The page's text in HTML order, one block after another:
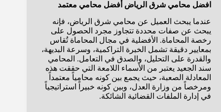
افضل محامي شرق الرياض أفضل محامي معتمد
عندما يبحث العميل عن محامي شرق الرياض، فإنه
يبحث عن صفات محددة تتجاوز مجرد الحصول على
رخصة المحاماة. الأفضلية في مجال المحاماة تُقاس
بمعايير دقيقة تشمل الخبرة التراكمية، وسرعة البديهة،
والقدرة على التحليل، والصدق في التعامل. المحامي
سند الجعيد يعتبر من الأسماء اللامعة التي حققت هذه
المعادلة الصعبة، حيث يجمع بين كونه محامياً معتمداً
ومرخصاً من وزارة العدل، وبين كونه خبيراً استراتيجياً
في إدارة الملفات القضائية الشائكة.